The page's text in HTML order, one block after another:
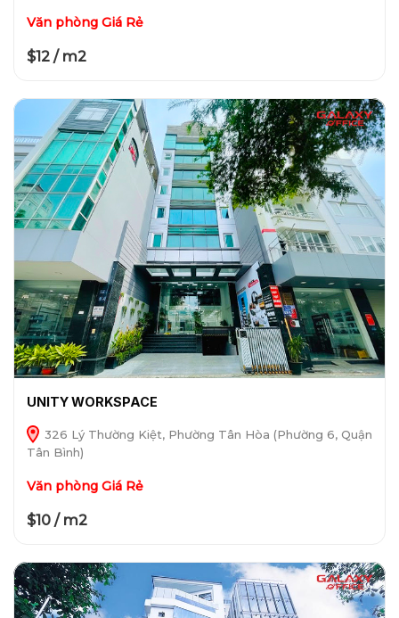
Văn phòng Giá Rẻ
$12 / m2
UNITY WORKSPACE
326 Lý Thường Kiệt, Phường Tân Hòa (Phường 6, Quận
Tân Bình)
Văn phòng Giá Rẻ
$10 / m2